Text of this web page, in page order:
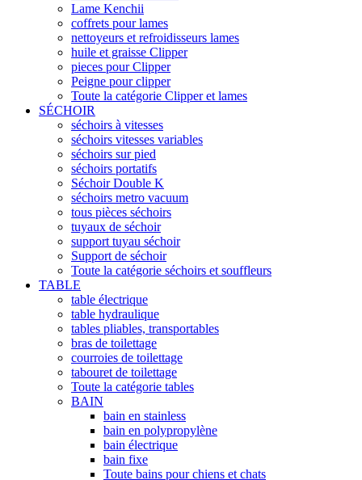
Lame Kenchii
coffrets pour lames
nettoyeurs et refroidisseurs lames
huile et graisse Clipper
pieces pour Clipper
Peigne pour clipper
Toute la catégorie Clipper et lames
SÉCHOIR
séchoirs à vitesses
séchoirs vitesses variables
séchoirs sur pied
séchoirs portatifs
Séchoir Double K
séchoirs metro vacuum
tous pièces séchoirs
tuyaux de séchoir
support tuyau séchoir
Support de séchoir
Toute la catégorie séchoirs et souffleurs
TABLE
table électrique
table hydraulique
tables pliables, transportables
bras de toilettage
courroies de toilettage
tabouret de toilettage
Toute la catégorie tables
BAIN
bain en stainless
bain en polypropylène
bain électrique
bain fixe
Toute bains pour chiens et chats